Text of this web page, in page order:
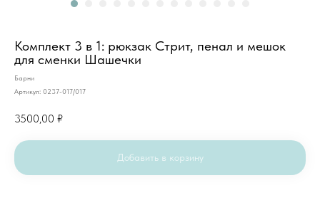
Комплект 3 в 1: рюкзак Стрит, пенал и мешок
для сменки Шашечки
Барни
Артикул: 0237-017/017
3500,00 ₽
Добавить в корзину